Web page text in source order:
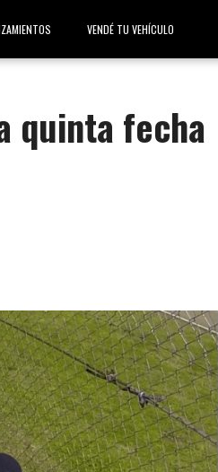
VENDÉ TU VEHÍCULO
quinta fecha